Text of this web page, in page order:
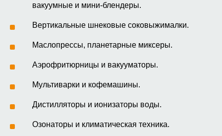
вакуумные и мини-блендеры.
Вертикальные шнековые соковыжималки.
Маслопрессы, планетарные миксеры.
Аэрофритюрницы и вакууматоры.
Мультиварки и кофемашины.
Дистилляторы и ионизаторы воды.
Озонаторы и климатическая техника.